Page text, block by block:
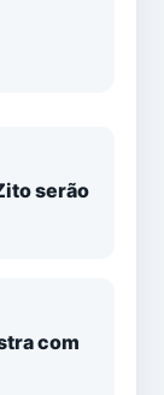
serão
com